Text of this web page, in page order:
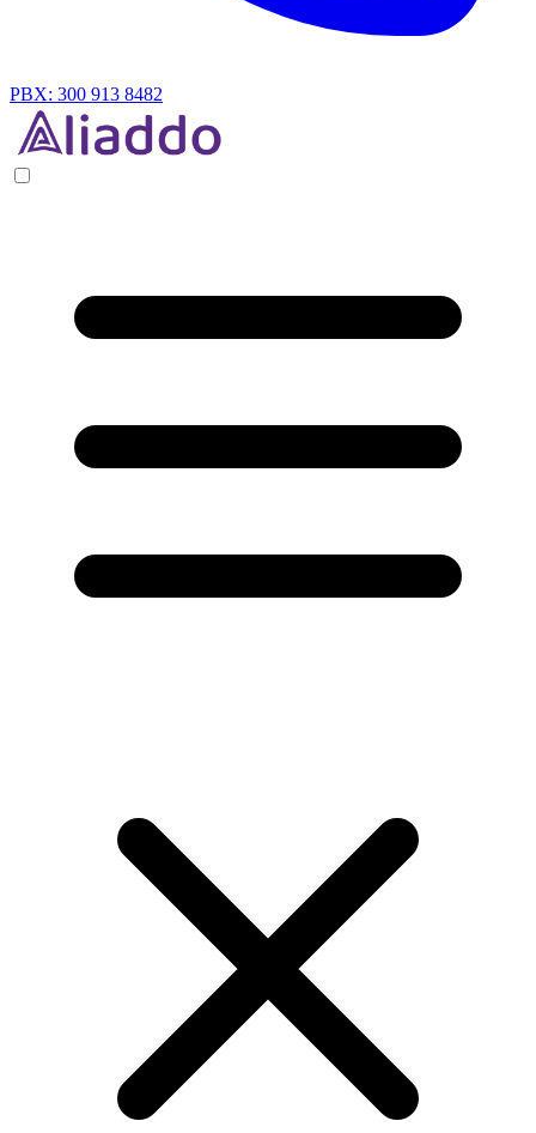
PBX: 300 913 8482